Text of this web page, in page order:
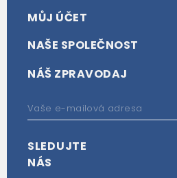
MŮJ ÚČET
NAŠE SPOLEČNOST
NÁŠ ZPRAVODAJ
SLEDUJTE
NÁS